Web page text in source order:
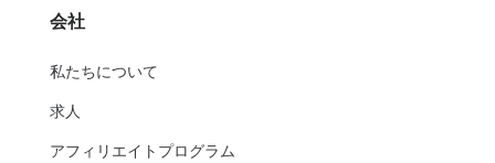
会社
私たちについて
求人
アフィリエイトプログラム